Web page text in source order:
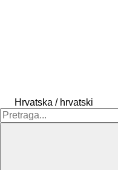
Hrvatska / hrvatski